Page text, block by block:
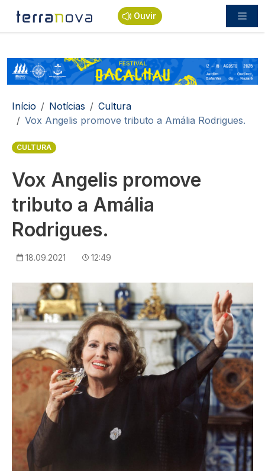
Passar para o conteúdo principal
Ouvir
Navegação estrutural
Início Notícias
Cultura
Vox Angelis promove tributo a Amália Rodrigues.
CULTURA
Vox Angelis promove
tributo a Amália
Rodrigues.
18.09.2021 12:49
Imagem